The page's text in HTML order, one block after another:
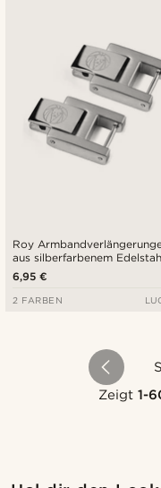
Roy
aus silberfarbenem
6,95 €
2 FARBEN
Zeigt1-